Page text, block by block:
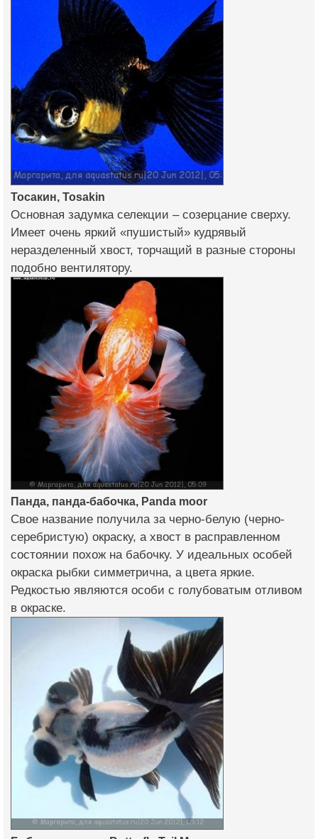
Тосакин, Tosakin
Основная задумка селекции – созерцание сверху.
Имеет очень яркий «пушистый» кудрявый
неразделенный хвост, торчащий в разные стороны
подобно вентилятору.
Панда, панда-бабочка, Panda moor
Свое название получила за черно-белую (черно-
серебристую) окраску, а хвост в расправленном
состоянии похож на бабочку. У идеальных особей
окраска рыбки симметрична, а цвета яркие.
Редкостью являются особи с голубоватым отливом
в окраске.